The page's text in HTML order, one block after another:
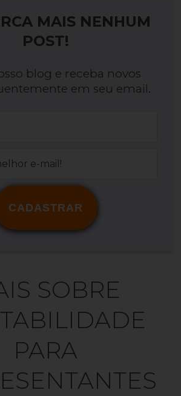
MAIS NENHUM
POST!
blog e receba novos
em seu email.
CADASTRAR
SOBRE
PARA